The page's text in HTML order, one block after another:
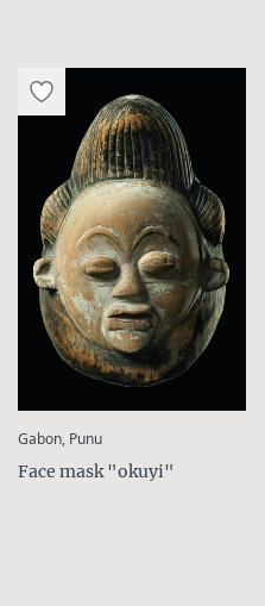
Gabon, Punu:
Face mask "okuyi"